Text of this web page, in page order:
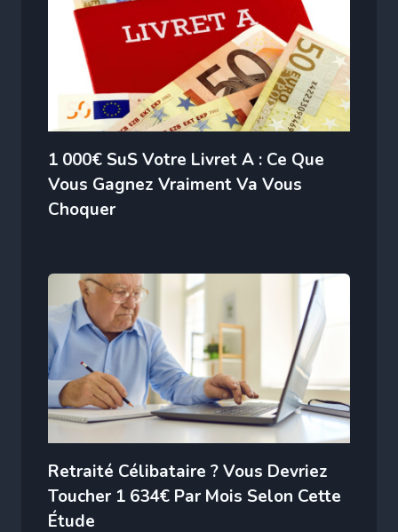
1 000€ SuS Votre Livret A : Ce Que
Vous Gagnez Vraiment Va Vous
Choquer
Retraité Célibataire ? Vous Devriez
Toucher 1 634€ Par Mois Selon Cette
Étude